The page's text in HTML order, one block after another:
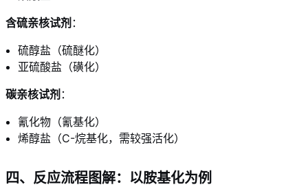
含硫亲核试剂 ：
硫醇盐（硫醚化）
亚硫酸盐（磺化）
碳亲核试剂 ：
氰化物（氰基化）
烯醇盐（C-烷基化，需较强活化）
四、反应流程图解：以胺基化为例